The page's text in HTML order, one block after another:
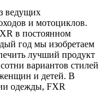
ведущих
и мотоциклов.
в постоянном
год мы изобретаем
лучший продукт
вариантов стилей
и детей. В
одежды, FXR